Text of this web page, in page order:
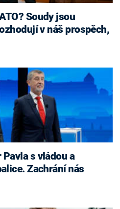
v náš prospěch,
Zachrání nás